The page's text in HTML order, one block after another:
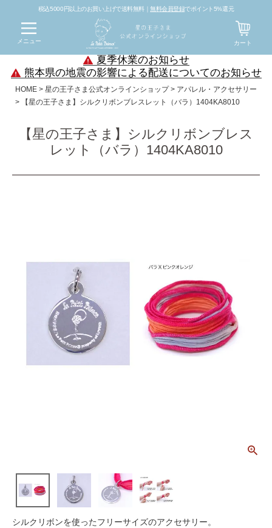
税込5000円以上のお買い上げで送料無料｜無料会員登録でポイント5%還元
メニュー カート
夏季休業のお知らせ
熊本県の地震の影響による配送についてのお知らせ
HOME 星の王子さま公式オンラインショップ
アパレル・アクセサリー
【星の王子さま】シルクリボンブレスレット（バラ）1404KA8010
【星の王子さま】シルクリボンブレス
レット（バラ）1404KA8010
シルクリボンを使ったフリーサイズのアクセサリー。